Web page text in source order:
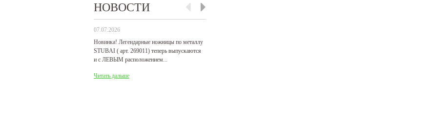
НОВОСТИ
07.07.2026
Новинка! Легендарные ножницы по металлу
STUBAI ( арт. 269011) теперь выпускаются
и с ЛЕВЫМ расположением...
Читать дальше